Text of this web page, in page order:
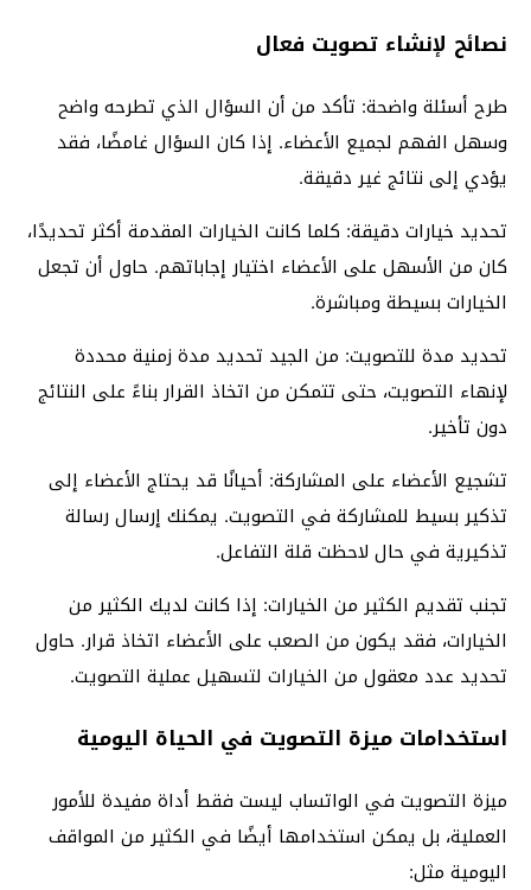
نصائح لإنشاء تصويت فعال
طرح أسئلة واضحة: تأكد من أن السؤال الذي تطرحه واضح
وسهل الفهم لجميع الأعضاء. إذا كان السؤال غامضًا، فقد
يؤدي إلى نتائج غير دقيقة.
تحديد خيارات دقيقة: كلما كانت الخيارات المقدمة أكثر تحديدًا،
كان من الأسهل على الأعضاء اختيار إجاباتهم. حاول أن تجعل
الخيارات بسيطة ومباشرة.
تحديد مدة للتصويت: من الجيد تحديد مدة زمنية محددة
لإنهاء التصويت، حتى تتمكن من اتخاذ القرار بناءً على النتائج
دون تأخير.
تشجيع الأعضاء على المشاركة: أحيانًا قد يحتاج الأعضاء إلى
تذكير بسيط للمشاركة في التصويت. يمكنك إرسال رسالة
تذكيرية في حال لاحظت قلة التفاعل.
تجنب تقديم الكثير من الخيارات: إذا كانت لديك الكثير من
الخيارات، فقد يكون من الصعب على الأعضاء اتخاذ قرار. حاول
تحديد عدد معقول من الخيارات لتسهيل عملية التصويت.
استخدامات ميزة التصويت في الحياة اليومية
ميزة التصويت في الواتساب ليست فقط أداة مفيدة للأمور
العملية، بل يمكن استخدامها أيضًا في الكثير من المواقف
اليومية مثل: